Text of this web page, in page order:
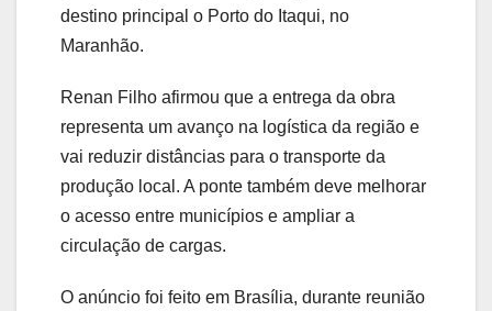
destino principal o Porto do Itaqui, no
Maranhão.
Renan Filho afirmou que a entrega da obra
representa um avanço na logística da região e
vai reduzir distâncias para o transporte da
produção local. A ponte também deve melhorar
o acesso entre municípios e ampliar a
circulação de cargas.
O anúncio foi feito em Brasília, durante reunião